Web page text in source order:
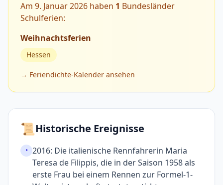
Am 9. Januar 2026 haben 1 Bundesländer
Schulferien:
Weihnachtsferien
Hessen
→ Feriendichte-Kalender ansehen
📜Historische Ereignisse
• 2016: Die italienische Renn­fahrerin Maria
Teresa de Filippis, die in der Saison 1958 als
erste Frau bei einem Rennen zur Formel-1-